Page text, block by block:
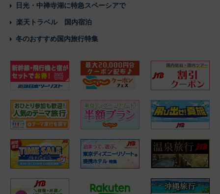
日光・中禅寺湖に特急スペーシアで
楽天トラベル 国内宿泊
冬のおすすめ国内旅行特集